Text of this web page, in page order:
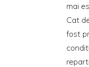
mai
Cat
fost